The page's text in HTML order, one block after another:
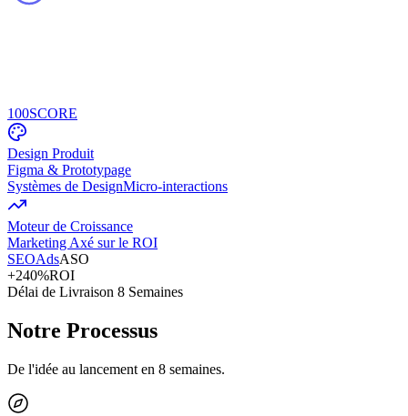
100SCORE
Design Produit
Figma & Prototypage
Systèmes de DesignMicro-interactions
Moteur de Croissance
Marketing Axé sur le ROI
SEOAdsASO
+240%ROI
Délai de Livraison 8 Semaines
Notre Processus
De l'idée au lancement en 8 semaines.